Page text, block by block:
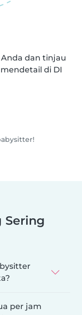
dan tinjau
di DI
Sering
per jam